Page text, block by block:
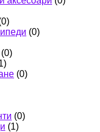
(0)
(0)
(0)
(0)
(1)